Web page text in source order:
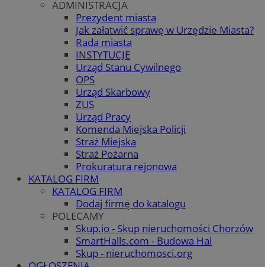
ADMINISTRACJA
Prezydent miasta
Jak załatwić sprawę w Urzędzie Miasta?
Rada miasta
INSTYTUCJE
Urząd Stanu Cywilnego
OPS
Urząd Skarbowy
ZUS
Urząd Pracy
Komenda Miejska Policji
Straż Miejska
Straż Pożarna
Prokuratura rejonowa
KATALOG FIRM
KATALOG FIRM
Dodaj firmę do katalogu
POLECAMY
Skup.io - Skup nieruchomości Chorzów
SmartHalls.com - Budowa Hal
Skup - nieruchomosci.org